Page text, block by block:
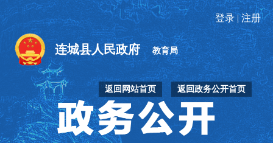
登录|注册
连城县人民政府 教育局
返回政务公开首页
返回网站首页